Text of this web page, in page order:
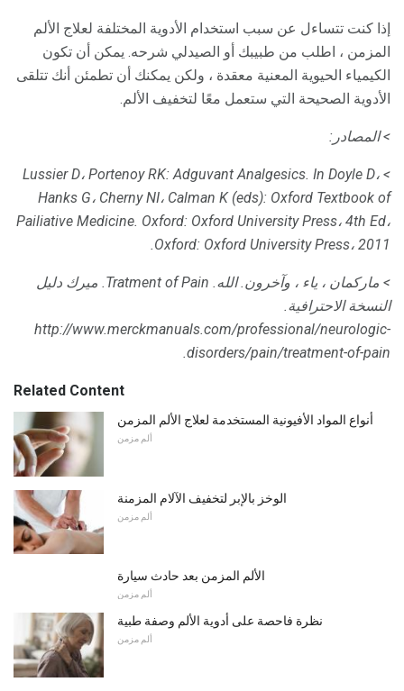
إذا كنت تتساءل عن سبب استخدام الأدوية المختلفة لعلاج الألم
المزمن ، اطلب من طبيبك أو الصيدلي شرحه. يمكن أن تكون
الكيمياء الحيوية المعنية معقدة ، ولكن يمكنك أن تطمئن أنك تتلقى
الأدوية الصحيحة التي ستعمل معًا لتخفيف الألم.
> المصادر:
> Lussier D، Portenoy RK: Adguvant Analgesics. In Doyle D،
Hanks G، Cherny NI، Calman K (eds): Oxford Textbook of
Pailiative Medicine. Oxford: Oxford University Press، 4th Ed،
Oxford: Oxford University Press، 2011.
> ماركمان ، ياء ، وآخرون. الله. Tratment of Pain. ميرك دليل
النسخة الاحترافية.
http://www.merckmanuals.com/professional/neurologic-
disorders/pain/treatment-of-pain.
Related Content
أنواع المواد الأفيونية المستخدمة لعلاج الألم المزمن
ألم مزمن
الوخز بالإبر لتخفيف الآلام المزمنة
ألم مزمن
الألم المزمن بعد حادث سيارة
ألم مزمن
نظرة فاحصة على أدوية الألم وصفة طبية
ألم مزمن